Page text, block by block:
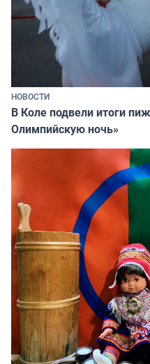
НОВОСТИ
В Коле подвели итоги
Олимпийскую ночь»